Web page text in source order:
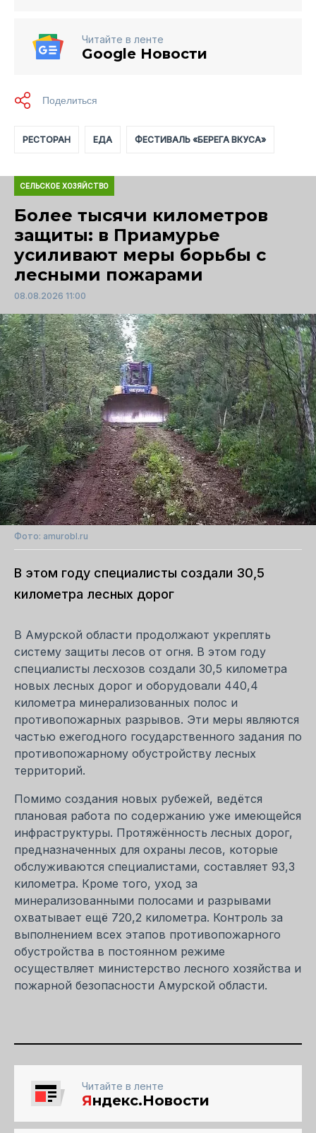
Читайте в ленте
Google Новости
РЕСТОРАН ЕДА ФЕСТИВАЛЬ «БЕРЕГА ВКУСА»
СЕЛЬСКОЕ ХОЗЯЙСТВО
Более тысячи километров
защиты: в Приамурье
усиливают меры борьбы с
лесными пожарами
08.08.2026 11:00
Фото: amurobl.ru
В этом году специалисты создали 30,5
километра лесных дорог
В Амурской области продолжают укреплять
систему защиты лесов от огня. В этом году
специалисты лесхозов создали 30,5 километра
новых лесных дорог и оборудовали 440,4
километра минерализованных полос и
противопожарных разрывов. Эти меры являются
частью ежегодного государственного задания по
противопожарному обустройству лесных
территорий.
Помимо создания новых рубежей, ведётся
плановая работа по содержанию уже имеющейся
инфраструктуры. Протяжённость лесных дорог,
предназначенных для охраны лесов, которые
обслуживаются специалистами, составляет 93,3
километра. Кроме того, уход за
минерализованными полосами и разрывами
охватывает ещё 720,2 километра. Контроль за
выполнением всех этапов противопожарного
обустройства в постоянном режиме
осуществляет министерство лесного хозяйства и
пожарной безопасности Амурской области.
Читайте в ленте
Яндекс.Новости